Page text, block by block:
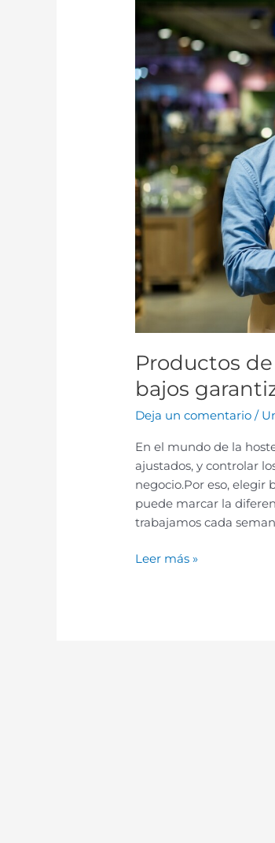
Productos
bajos
Deja un comentario /
En el mundo de la
ajustados, y controlar
negocio.Por eso,
puede marcar la
trabajamos cada
Productos
alimentación
profesional:
precios
bajos
garantizados
Leer más »